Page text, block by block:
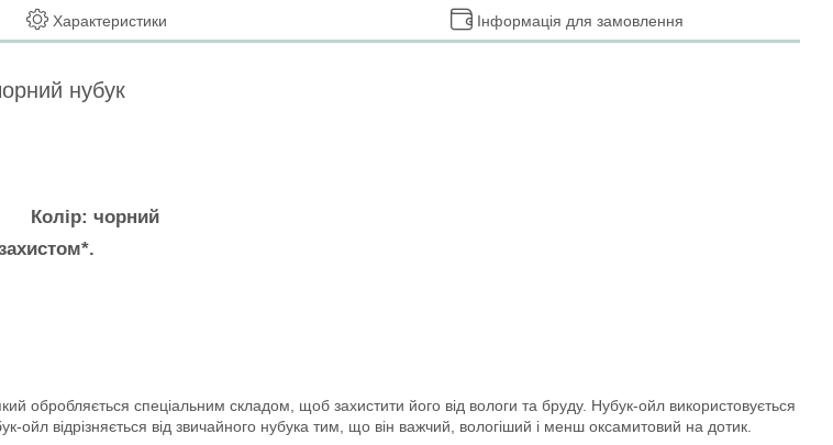
Характеристики Інформація для замовлення
нубук
Колір: чорний
обробляється спеціальним складом, щоб захистити його від вологи та бруду. Нубук-ойл використовується
ойл відрізняється від звичайного нубука тим, що він важчий, вологіший і менш оксамитовий на дотик.